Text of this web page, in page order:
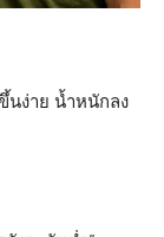
นง่าย น้ำหนักลง